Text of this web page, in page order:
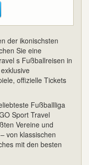
der ikonischsten
Sie eine
s Fußballreisen in
offizielle Tickets
Fußballliga
Sport Travel
Vereine und
von klassischen
mit den besten